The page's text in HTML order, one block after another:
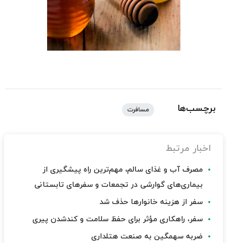
برچسب‌ها مسافرت
اخبار مرتبط
مصرف آب و غذای سالم، مهم‌ترین راه پیشگیری از
بیماری‌های گوارشی در تجمعات و سفرهای تابستانی
سفر از هزینه خانوارها حذف شد
سفر، راهکاری مؤثر برای حفظ سلامت و کندشدن پیری
ضربه سهمگین به صنعت هتلداری